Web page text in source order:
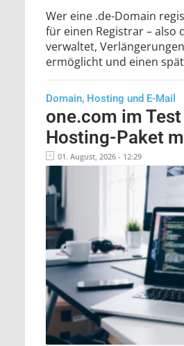
Wer eine .de-Domain
für einen Registrar – also
verwaltet,
ermöglicht und einen
Domain, Hosting und E-Mail
one.com im
Hosting-Paket
01. August, 2026 - 12:29